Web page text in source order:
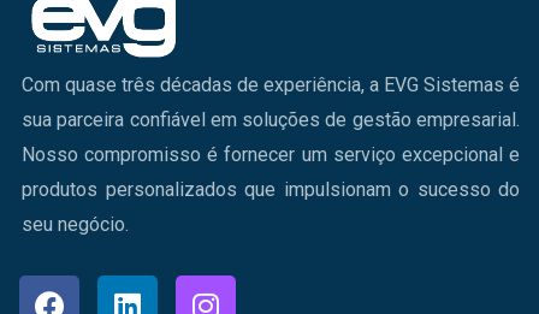
Com quase três décadas de experiência, a EVG Sistemas é
sua parceira confiável em soluções de gestão empresarial.
Nosso compromisso é fornecer um serviço excepcional e
produtos personalizados que impulsionam o sucesso do
seu negócio.